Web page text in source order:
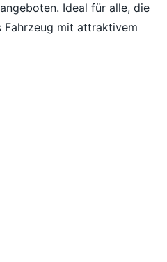
Ideal für alle, die
Fahrzeug mit attraktivem